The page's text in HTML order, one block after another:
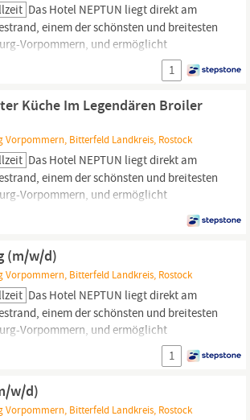
Das Hotel NEPTUN liegt direkt am
einem der schönsten und breitesten
Vorpommern, und ermöglicht
nicht nur für unsere Gäste. Aus allen 338
Bars sowie dem Tagungs- und
auf die Ostsee...
1
Küche Im Legendären Broiler
Vorpommern, Bitterfeld Landkreis, Rostock
Das Hotel NEPTUN liegt direkt am
einem der schönsten und breitesten
Vorpommern, und ermöglicht
nicht nur für unsere Gäste. Aus allen 338
Bars sowie dem Tagungs- und
Sie einen fantastischen und
auf die Ostsee...
(m/w/d)
Vorpommern, Bitterfeld Landkreis, Rostock
Das Hotel NEPTUN liegt direkt am
einem der schönsten und breitesten
Vorpommern, und ermöglicht
nicht nur für unsere Gäste. Aus allen 338
Bars sowie dem Tagungs- und
Sie einen fantastischen und
auf die Ostsee...
1
w/d)
Vorpommern, Bitterfeld Landkreis, Rostock